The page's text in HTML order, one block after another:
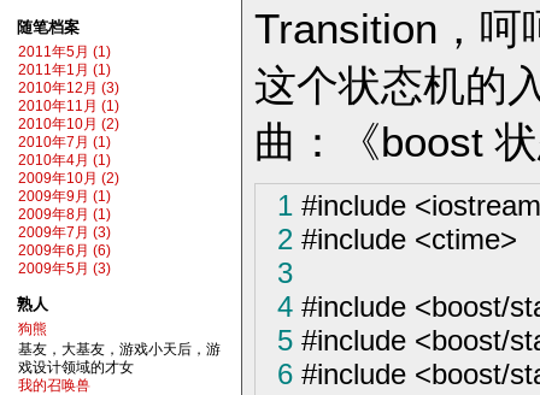
随笔档案
2011年5月 (1)
2011年1月 (1)
2010年12月 (3)
2010年11月 (1)
2010年10月 (2)
2010年7月 (1)
2010年4月 (1)
2009年10月 (2)
2009年9月 (1)
2009年8月 (1)
2009年7月 (3)
2009年6月 (6)
2009年5月 (3)
熟人
狗熊
基友，大基友，游戏小天后，游
戏设计领域的才女
我的召唤兽
Transition，呵
这个状态机的
曲：《boost
1 #include <iostream
2 #include <ctime>
3
4 #include <boost/
5 #include <boost/
6 #include <boost/